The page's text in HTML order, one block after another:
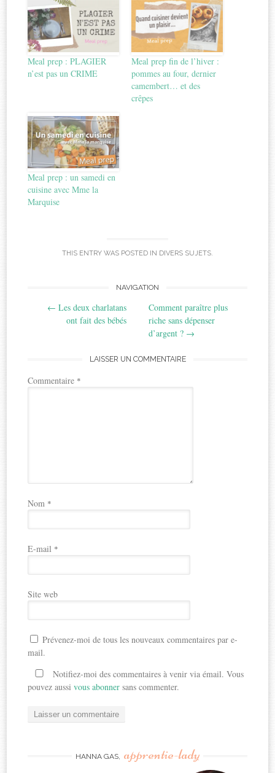
Meal prep : PLAGIER
n’est pas un CRIME
Meal prep fin de l’hiver :
pommes au four, dernier
camembert… et des
crêpes
Meal prep : un samedi en
cuisine avec Mme la
Marquise
THIS ENTRY WAS POSTED IN DIVERS SUJETS.
navigation
NAVIGATION
← Les deux charlatans
ont fait des bébés
Comment paraître plus
riche sans dépenser
d’argent ? →
LAISSER UN COMMENTAIRE
Commentaire *
Nom *
E-mail *
Site web
Prévenez-moi de tous les nouveaux commentaires par e-
mail.
Notifiez-moi des commentaires à venir via émail. Vous
pouvez aussivous abonner sans commenter.
HANNA GAS, apprentie-lady